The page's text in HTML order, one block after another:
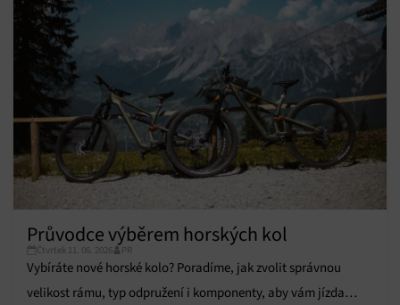
Průvodce výběrem horských kol
Čtvrtek 11. 06. 2026 PR
Vybíráte nové horské kolo? Poradíme, jak zvolit správnou
velikost rámu, typ odpružení i komponenty, aby vám jízda